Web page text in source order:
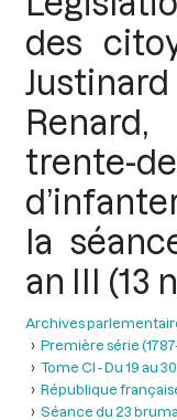
des
trente-
la
an III (13
Archives
Première série
Tome CI - Du 19 au
République
Séance du 23